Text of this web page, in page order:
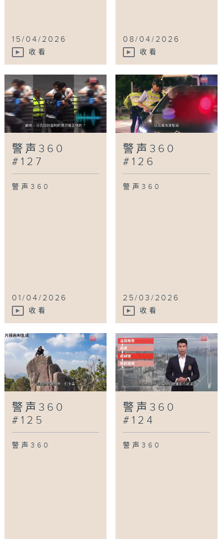
15/04/2026
收看
08/04/2026
收看
警声360
#127
警声360
01/04/2026
收看
警声360
#126
警声360
25/03/2026
收看
警声360
#125
警声360
警声360
#124
警声360